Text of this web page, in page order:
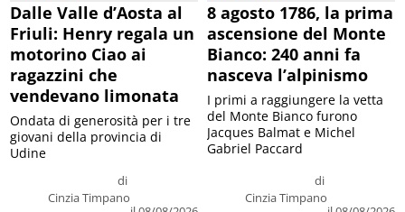
Dalle Valle d’Aosta al
Friuli: Henry regala un
motorino Ciao ai
ragazzini che
vendevano limonata
di
Cinzia Timpano
Ondata di generosità per i tre
giovani della provincia di
Udine
8 agosto 1786, la prima
ascensione del Monte
Bianco: 240 anni fa
nasceva l’alpinismo
di
Cinzia Timpano
I primi a raggiungere la vetta
del Monte Bianco furono
Jacques Balmat e Michel
Gabriel Paccard